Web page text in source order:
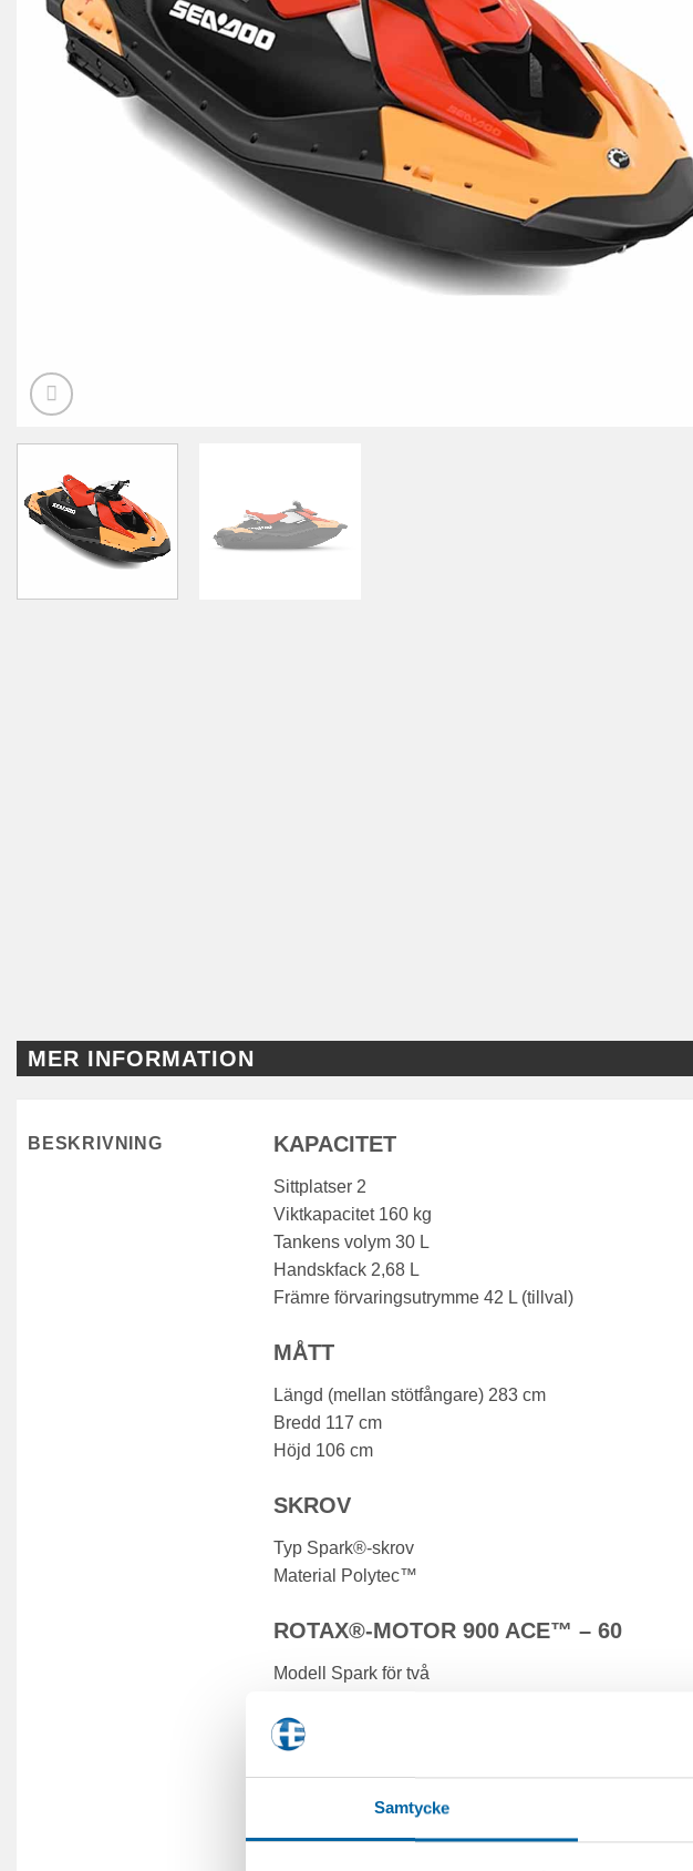
Samtycke
MER INFORMATION
BESKRIVNING KAPACITET
Sittplatser 2
Viktkapacitet 160 kg
Tankens volym 30 L
Handskfack 2,68 L
Främre förvaringsutrymme 42 L (tillval)
MÅTT
Längd (mellan stötfångare) 283 cm
Bredd 117 cm
Höjd 106 cm
SKROV
Typ Spark®-skrov
Material Polytec™
ROTAX®-MOTOR 900 ACE™ – 60
Modell Spark för två
Cylindervolym 899 cc
Kylning Slutet kylsystem (CLCS)
Backningssystem Elektroniskt iBR®*
Bränsletyp 95 oktan
Gassystem iTC™ (Intelligent Throttle Control)-system
Avgassystem D-Sea-BeI™-system